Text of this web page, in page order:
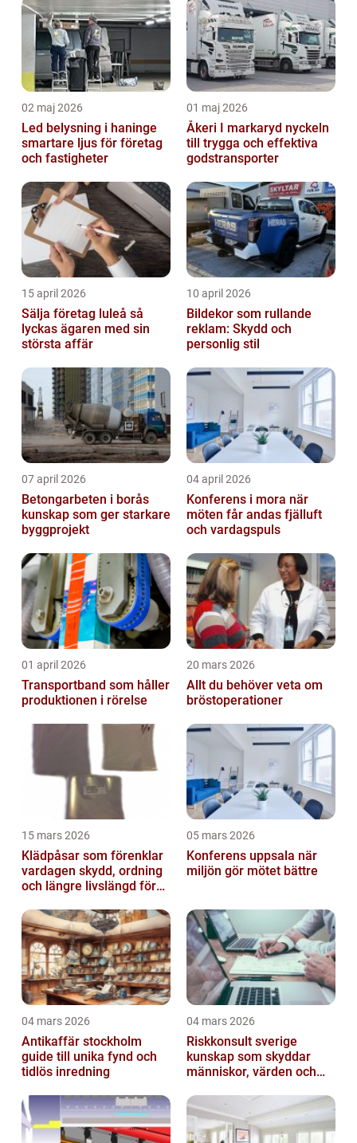
02 maj 2026
Led belysning i haninge
smartare ljus för företag
och fastigheter
01 maj 2026
Åkeri I markaryd nyckeln
till trygga och effektiva
godstransporter
15 april 2026
Sälja företag luleå så
lyckas ägaren med sin
största affär
10 april 2026
Bildekor som rullande
reklam: Skydd och
personlig stil
07 april 2026
Betongarbeten i borås
kunskap som ger starkare
byggprojekt
04 april 2026
Konferens i mora när
möten får andas fjälluft
och vardagspuls
01 april 2026
Transportband som håller
produktionen i rörelse
20 mars 2026
Allt du behöver veta om
bröstoperationer
15 mars 2026
Klädpåsar som förenklar
vardagen skydd, ordning
och längre livslängd för
05 mars 2026
Konferens uppsala när
miljön gör mötet bättre
04 mars 2026
Antikaffär stockholm
guide till unika fynd och
tidlös inredning
04 mars 2026
Riskkonsult sverige
kunskap som skyddar
människor, värden och